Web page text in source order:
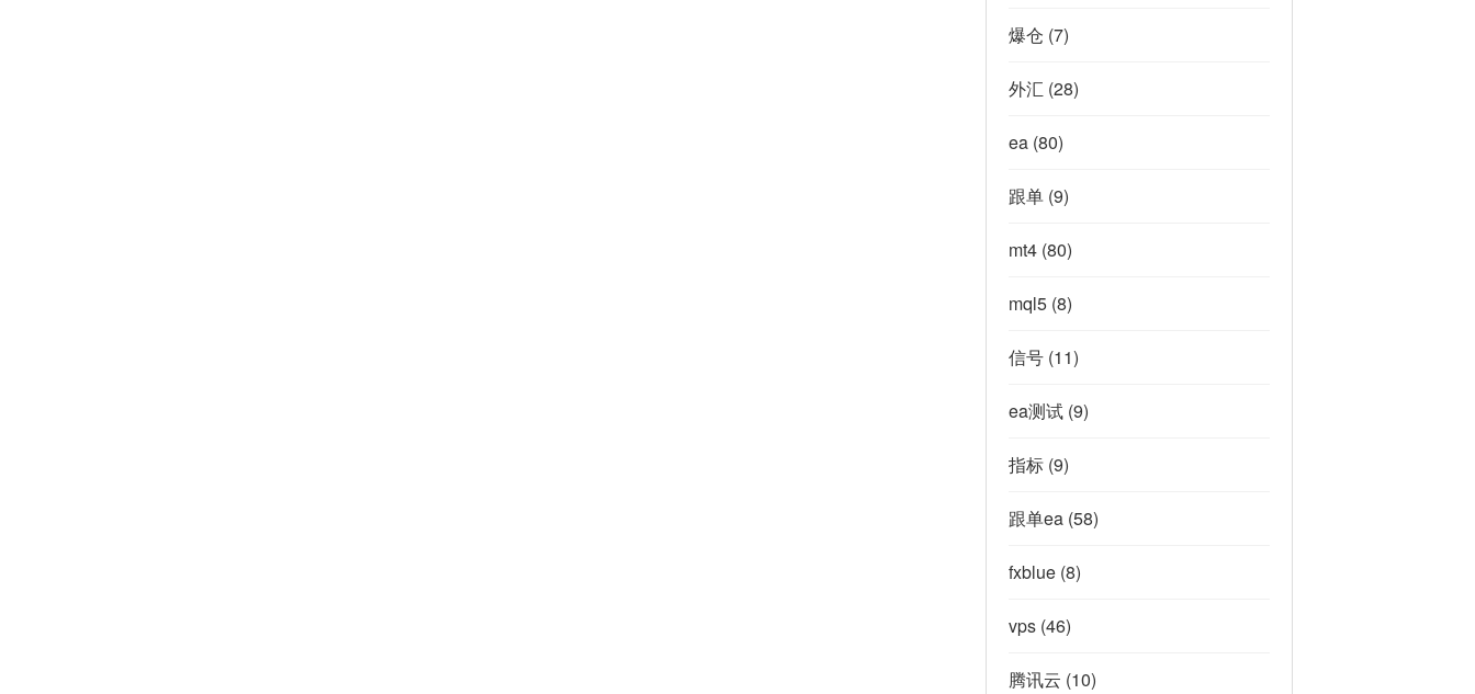
爆仓 (7)
外汇 (28)
ea(80)
跟单(9)
mt4(80)
mql5(8)
信号(11)
ea测试(9)
指标(9)
跟单ea(58)
fxblue(8)
vps(46)
腾讯云 (10)